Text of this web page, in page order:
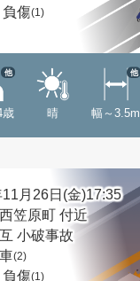
負傷(1)
歳
他
晴 幅～3.5m
他
月26日(金)17:35
笠原町 付近
小破事故
(2)
負傷(1)